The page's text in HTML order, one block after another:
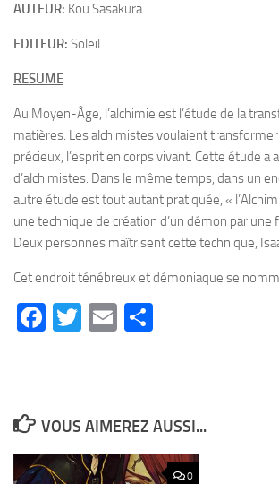
AUTEUR: Kou Sasakura
EDITEUR: Soleil
RESUME
Au Moyen-Âge, l’alchimie est l’étude de la
matières. Les alchimistes voulaient
précieux, l’esprit en corps vivant. Cette étude a
d’alchimistes. Dans le même temps, dans un
autre étude est tout autant pratiquée, «
une technique de création d’un démon par une
Deux personnes maîtrisent cette technique,
Cet endroit ténébreux et démoniaque se
Facebook
Twitter
Email
VOUS AIMEREZ AUSSI...
0